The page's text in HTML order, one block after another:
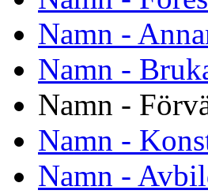
Namn -
Namn -
Namn -
Namn -
Namn -